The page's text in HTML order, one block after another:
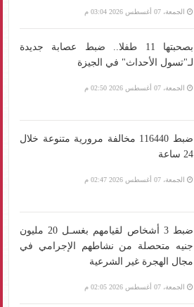
الجمعة، 07 أغسطس 2026 03:04 م
بصحبتها 11 طفلا.. ضبط عصابة جديدة
لـ"تسول الأحداث" في الجيزة
الجمعة، 07 أغسطس 2026 02:50 م
ضبط 116440 مخالفة مرورية متنوعة خلال
24 ساعة
الجمعة، 07 أغسطس 2026 02:47 م
ضبط 3 أشخاص لقيامهم بغسـل 20 مليون
جنيه متحصلة من نشاطهم الإجرامي في
مجال الهجرة غير الشرعية
الجمعة، 07 أغسطس 2026 02:05 م